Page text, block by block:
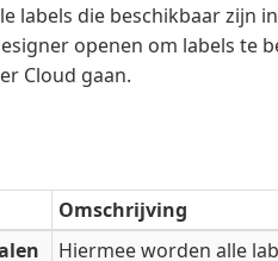
labels die beschikbaar zijn
openen om labels te
Cloud gaan.
Omschrijving
Hiermee worden alle